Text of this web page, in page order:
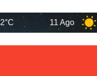
11 Ago